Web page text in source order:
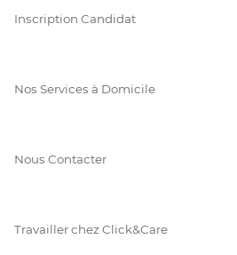
Inscription Candidat
Nos Services à Domicile
Nous Contacter
Travailler chez Click&Care